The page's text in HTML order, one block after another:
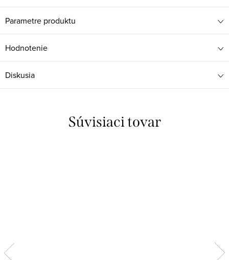
Parametre produktu
Hodnotenie
Diskusia
Súvisiaci tovar